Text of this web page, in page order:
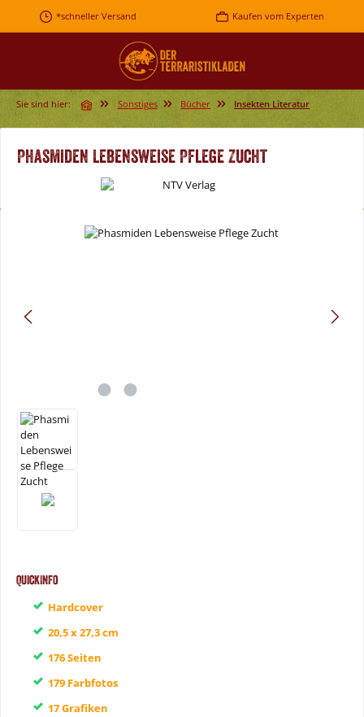
Zum Hauptinhalt springen
*schneller Versand Kaufen vom Experten
Sie sind hier: Sonstiges Bücher Insekten Literatur
Phasmiden Lebensweise Pflege Zucht
Bildergalerie überspringen
QuickInfo
Hardcover
20,5 x 27,3 cm
176 Seiten
179 Farbfotos
17 Grafiken